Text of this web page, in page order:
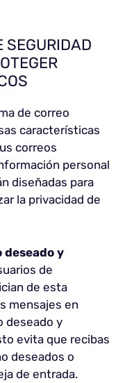
SEGURIDAD
de correo
características
correos
personal
diseñadas para
la privacidad de
deseado y
de
de esta
mensajes en
deseado y
evita que recibas
deseados o
de entrada.